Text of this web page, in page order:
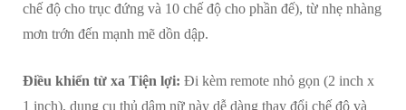
chế độ cho trục đứng và 10 chế độ cho phần đế), từ nhẹ nhàng
mơn trớn đến mạnh mẽ dồn dập.
Điều khiển từ xa Tiện lợi: Đi kèm remote nhỏ gọn (2 inch x
1 inch), dụng cụ thủ dâm nữ này dễ dàng thay đổi chế độ và